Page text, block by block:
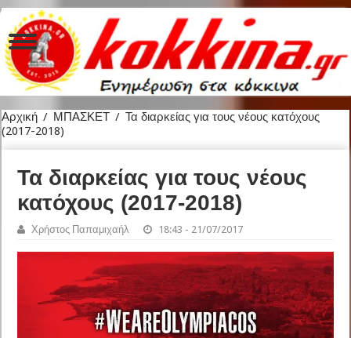
Αρχική / ΜΠΑΣΚΕΤ / Τα διαρκείας για τους νέους κατόχους
(2017-2018)
Τα διαρκείας για τους νέους
κατόχους (2017-2018)
Χρήστος Παπαμιχαήλ 18:43 - 21/07/2017